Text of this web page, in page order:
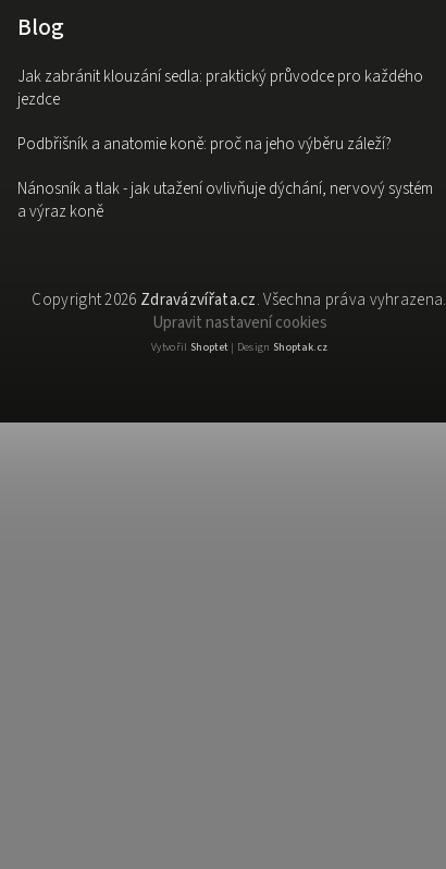
Blog
Jak zabránit klouzání sedla: praktický průvodce pro každého
jezdce
Podbřišník a anatomie koně: proč na jeho výběru záleží?
Nánosník a tlak - jak utažení ovlivňuje dýchání, nervový systém
a výraz koně
Copyright 2026 Zdravázvířata.cz. Všechna práva vyhrazena.
Upravit nastavení cookies
Vytvořil Shoptet| Design Shoptak.cz